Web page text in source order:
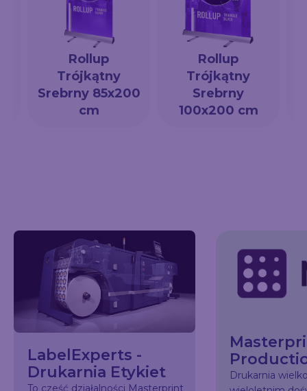
Rollup
Trójkątny
Srebrny 85x200
cm
Rollup
Trójkątny
Srebrny
100x200 cm
LabelExperts -
Drukarnia Etykiet
To cześć działalności Masterprint
Drukarnia